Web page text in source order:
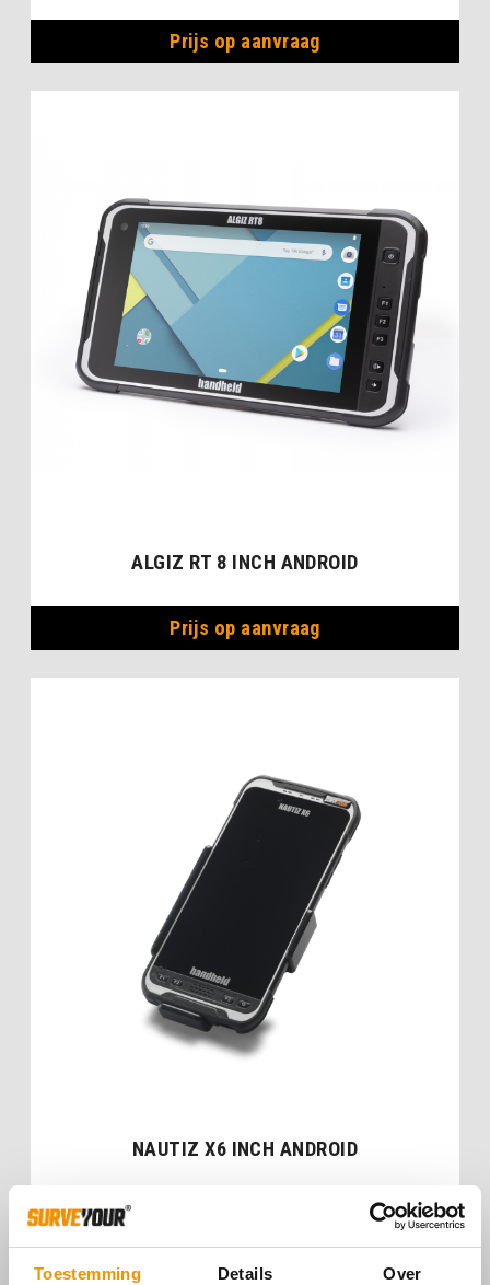
Toestemming Details Over
Prijs op aanvraag
ALGIZ RT 8 INCH ANDROID
Prijs op aanvraag
NAUTIZ X6 INCH ANDROID